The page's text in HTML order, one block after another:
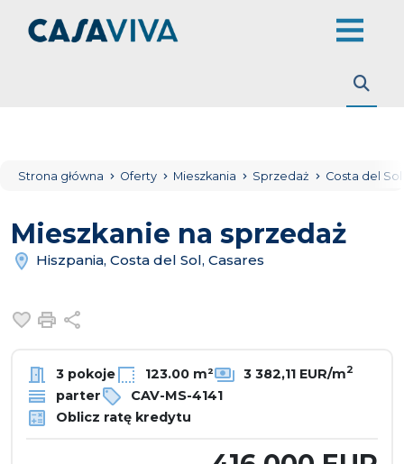
Strona główna Oferty Mieszkania Sprzedaż Costa del Sol
Mieszkanie na sprzedaż
Hiszpania, Costa del Sol, Casares
Dodaj do ulubionych
Drukuj
3 pokoje 123.00 m² 3 382,11 EUR/m2
parter
CAV-MS-4141
Oblicz ratę kredytu